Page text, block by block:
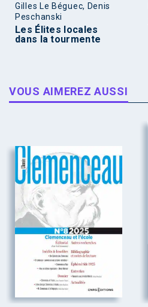
Gilles Le Béguec, Denis
Peschanski
Les Élites locales
dans la tourmente
VOUS AIMEREZ AUSSI